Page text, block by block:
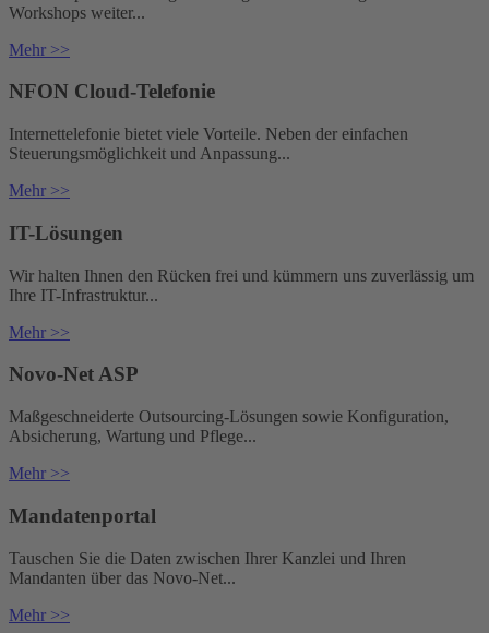
Workshops weiter...
Mehr >>
NFON Cloud-Telefonie
Internettelefonie bietet viele Vorteile. Neben der einfachen
Steuerungsmöglichkeit und Anpassung...
Mehr >>
IT-Lösungen
Wir halten Ihnen den Rücken frei und kümmern uns zuverlässig um
Ihre IT-Infrastruktur...
Mehr >>
Novo-Net ASP
Maßgeschneiderte Outsourcing-Lösungen sowie Konfiguration,
Absicherung, Wartung und Pflege...
Mehr >>
Mandatenportal
Tauschen Sie die Daten zwischen Ihrer Kanzlei und Ihren
Mandanten über das Novo-Net...
Mehr >>